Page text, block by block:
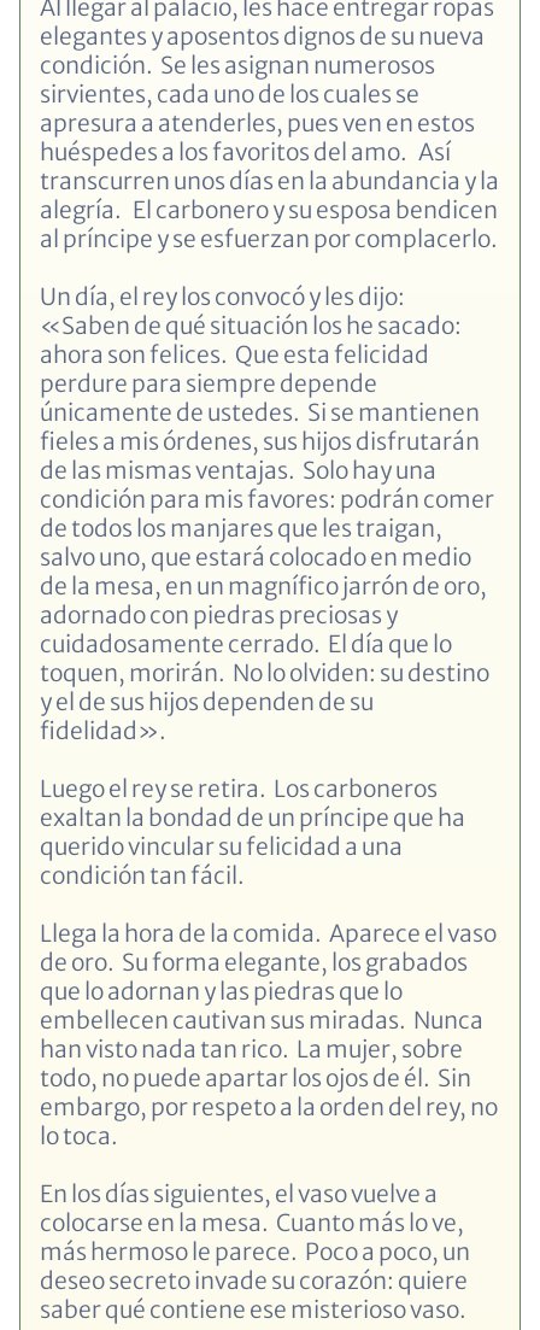
Al llegar al palacio, les hace entregar ropas
elegantes y aposentos dignos de su nueva
condición. Se les asignan numerosos
sirvientes, cada uno de los cuales se
apresura a atenderles, pues ven en estos
huéspedes a los favoritos del amo. Así
transcurren unos días en la abundancia y la
alegría. El carbonero y su esposa bendicen
al príncipe y se esfuerzan por complacerlo.
Un día, el rey los convocó y les dijo:
«Saben de qué situación los he sacado:
ahora son felices. Que esta felicidad
perdure para siempre depende
únicamente de ustedes. Si se mantienen
fieles a mis órdenes, sus hijos disfrutarán
de las mismas ventajas. Solo hay una
condición para mis favores: podrán comer
de todos los manjares que les traigan,
salvo uno, que estará colocado en medio
de la mesa, en un magnífico jarrón de oro,
adornado con piedras preciosas y
cuidadosamente cerrado. El día que lo
toquen, morirán. No lo olviden: su destino
y el de sus hijos dependen de su
fidelidad».
Luego el rey se retira. Los carboneros
exaltan la bondad de un príncipe que ha
querido vincular su felicidad a una
condición tan fácil.
Llega la hora de la comida. Aparece el vaso
de oro. Su forma elegante, los grabados
que lo adornan y las piedras que lo
embellecen cautivan sus miradas. Nunca
han visto nada tan rico. La mujer, sobre
todo, no puede apartar los ojos de él. Sin
embargo, por respeto a la orden del rey, no
lo toca.
En los días siguientes, el vaso vuelve a
colocarse en la mesa. Cuanto más lo ve,
más hermoso le parece. Poco a poco, un
deseo secreto invade su corazón: quiere
saber qué contiene ese misterioso vaso.